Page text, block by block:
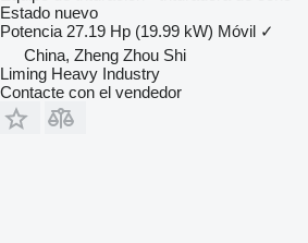
Estado nuevo
Potencia 27.19 Hp (19.99 kW) Móvil ✓
China, Zheng Zhou Shi
Liming Heavy Industry
Contacte con el vendedor